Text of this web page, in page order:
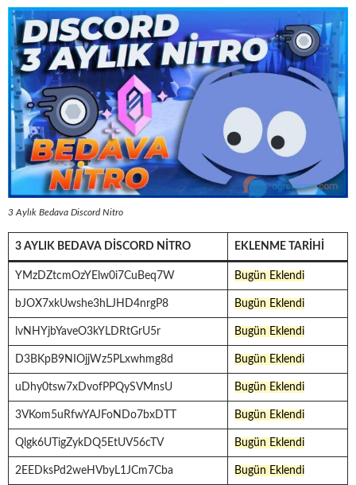
3 Aylık Bedava Discord Nitro
3 AYLIK BEDAVA DISCORD NITRO EKLENME TARIHI
YMzDZtcmOzYElw0i7CuBeq7W Bugün Eklendi
bJOX7xkUwshe3hLJHD4nrgP8 Bugün Eklendi
lvNHYjbYaveO3kYLDRtGrU5r Bugün Eklendi
D3BKpB9NIOjjWz5PLxwhmg8d Bugün Eklendi
uDhy0tsw7xDvofPPQySVMnsU Bugün Eklendi
3VKom5uRfwYAJFoNDo7bxDTT Bugün Eklendi
Qlgk6UTigZykDQ5EtUV56cTV Bugün Eklendi
2EEDksPd2weHVbyL1JCm7Cba Bugün Eklendi